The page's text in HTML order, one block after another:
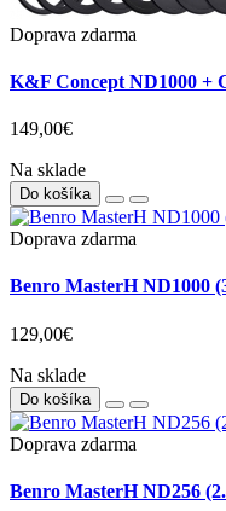
Doprava zdarma
K&F Concept ND1000 +
149,00€
Na sklade
Do košíka
Doprava zdarma
Benro MasterH ND1000
129,00€
Na sklade
Do košíka
Doprava zdarma
Benro MasterH ND256